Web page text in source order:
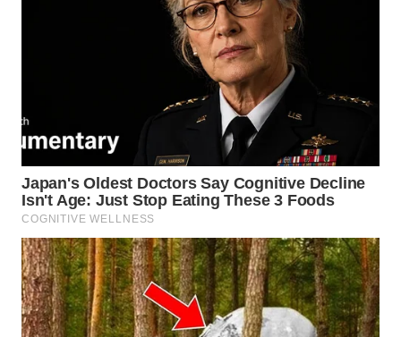
LANGKAT
WN
TAPANULI
SELATAN
WN
TANJUNG